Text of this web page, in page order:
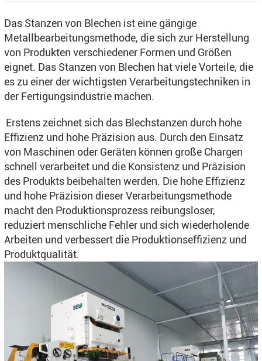
Das Stanzen von Blechen ist eine gängige
Metallbearbeitungsmethode, die sich zur Herstellung
von Produkten verschiedener Formen und Größen
eignet. Das Stanzen von Blechen hat viele Vorteile, die
es zu einer der wichtigsten Verarbeitungstechniken in
der Fertigungsindustrie machen.
Erstens zeichnet sich das Blechstanzen durch hohe
Effizienz und hohe Präzision aus. Durch den Einsatz
von Maschinen oder Geräten können große Chargen
schnell verarbeitet und die Konsistenz und Präzision
des Produkts beibehalten werden. Die hohe Effizienz
und hohe Präzision dieser Verarbeitungsmethode
macht den Produktionsprozess reibungsloser,
reduziert menschliche Fehler und sich wiederholende
Arbeiten und verbessert die Produktionseffizienz und
Produktqualität.